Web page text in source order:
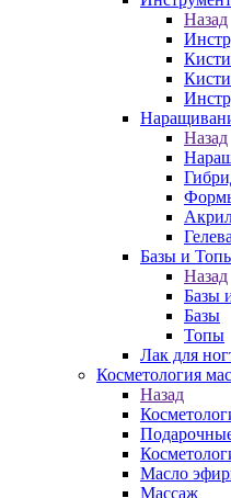
Назад
Кисти
Назад
Базы и
Назад
Базы
Базы
Топы
Лак для
Косметология
Назад
Масло
Массаж